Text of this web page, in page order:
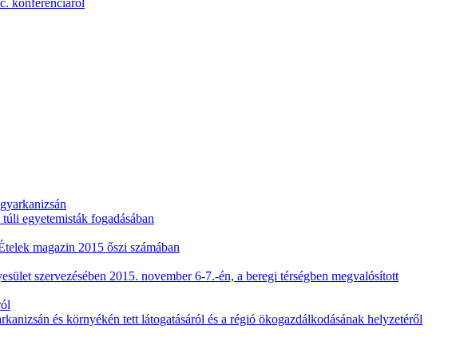
konferenciáról
egyetemisták fogadásában
magazin 2015 őszi számában
szervezésében 2015. november 6-7.-én, a beregi térségben megvalósított
és környékén tett látogatásáról és a régió ökogazdálkodásának helyzetéről